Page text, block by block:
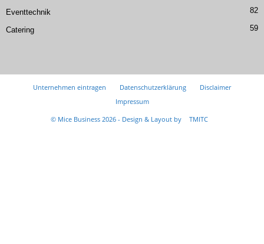
Eventtechnik 82
Catering 59
Unternehmen eintragen Datenschutzerklärung
Disclaimer
Impressum
© Mice Business 2026 - Design & Layout by
TMITC